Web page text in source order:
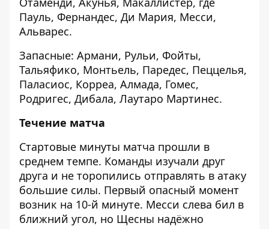
Пауль, Фернандес, Ди Мария, Месси,
Альварес.
Запасные: Армани, Рульи, Фойты,
Тальяфико, Монтьель, Паредес, Пеццелья,
Паласиос, Корреа, Алмада, Гомес,
Родригес, Дибала, Лаутаро Мартинес.
Течение матча
Стартовые минуты матча прошли в
среднем темпе. Команды изучали друг
друга и не торопились отправлять в атаку
большие силы. Первый опасный момент
возник на 10-й минуте. Месси слева бил в
ближний угол, но Щесны надёжно